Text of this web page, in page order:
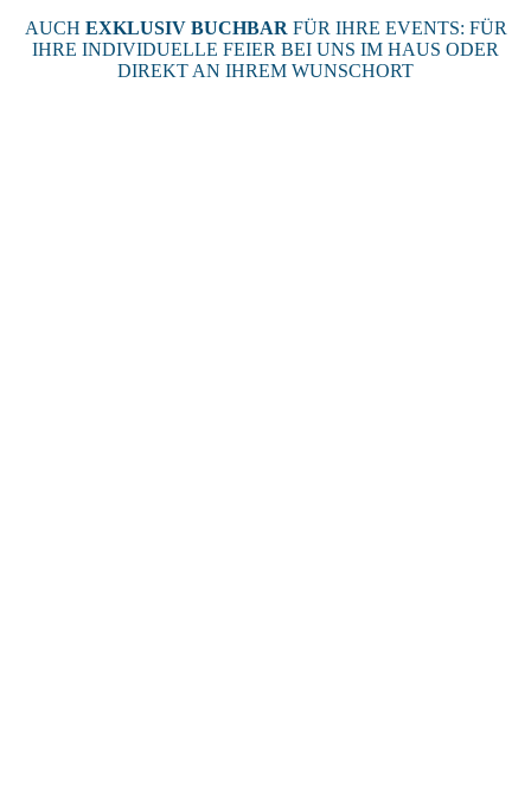
AUCH EXKLUSIV BUCHBAR FÜR IHRE EVENTS: FÜR
IHRE INDIVIDUELLE FEIER BEI UNS IM HAUS ODER
DIREKT AN IHREM WUNSCHORT